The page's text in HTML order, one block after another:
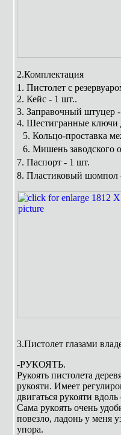
2.Комплектация
1. Пистолет с
2. Кейс - 1 шт..
3. Заправочный
4. Шестигранные ключи
5. Кольцо-проставка
6. Мишень заводского
7. Паспорт - 1 шт.
8. Пластиковый
3.Пистолет глазами
-РУКОЯТЬ.
Рукоять пистолета
рукояти. Имеет
двигаться рукояти
Сама рукоять очень
повезло, ладонь у меня
упора.